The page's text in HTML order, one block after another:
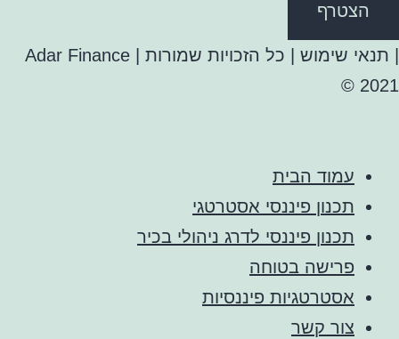
הצטרף
| תנאי שימוש | כל הזכויות שמורות | Adar Finance
2021 ©
עמוד הבית
תכנון פיננסי אסטרטגי
תכנון פיננסי לדרג ניהולי בכיר
פרישה בטוחה
אסטרטגיות פיננסיות
צור קשר